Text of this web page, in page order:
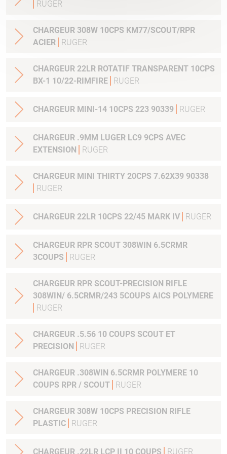
RUGER
CHARGEUR 308W 10CPS KM77/SCOUT/RPR
ACIER
RUGER
CHARGEUR 22LR ROTATIF TRANSPARENT 10CPS
BX-1 10/22-RIMFIRE
RUGER
CHARGEUR MINI-14 10CPS 223 90339 RUGER
CHARGEUR .9MM LUGER LC9 9CPS AVEC
EXTENSION
RUGER
CHARGEUR MINI THIRTY 20CPS 7.62X39 90338
RUGER
CHARGEUR 22LR 10CPS 22/45 MARK IV RUGER
CHARGEUR RPR SCOUT 308WIN 6.5CRMR
3COUPS
RUGER
CHARGEUR RPR SCOUT-PRECISION RIFLE
308WIN/ 6.5CRMR/243 5COUPS AICS POLYMERE
RUGER
CHARGEUR .5.56 10 COUPS SCOUT ET
PRECISION
RUGER
CHARGEUR .308WIN 6.5CRMR POLYMERE 10
COUPS RPR / SCOUT
RUGER
CHARGEUR 308W 10CPS PRECISION RIFLE
PLASTIC
RUGER
CHARGEUR .22LR LCP II 10 COUPS RUGER